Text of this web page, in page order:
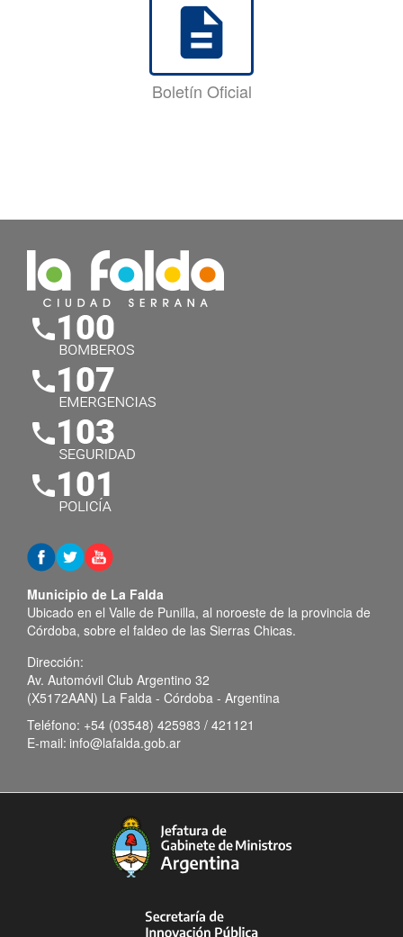
description
Boletín Oficial
Municipio de La Falda
Ubicado en el Valle de Punilla, al noroeste de la provincia de
Córdoba, sobre el faldeo de las Sierras Chicas.
Dirección:
Av. Automóvil Club Argentino 32
(X5172AAN) La Falda - Córdoba - Argentina
Teléfono: +54 (03548) 425983 / 421121
E-mail: info@lafalda.gob.ar